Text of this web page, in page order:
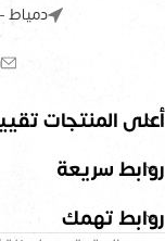
دمياط
أعلى المنتجات
روابط سريعة
روابط تهمك